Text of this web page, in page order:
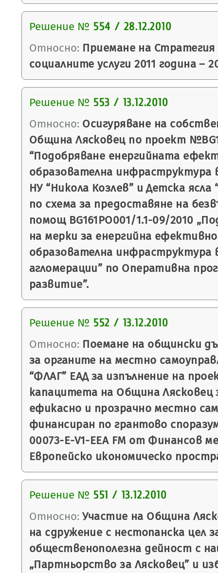
Решение № 554 / 28.12.2010
Относно: Приемане на
социалните услуги 2011 година –
Решение № 553 / 13.12.2010
Относно: Осигуряване на
Община Лясковец по проект
“Подобряване енергийната
образователна инфраструктура
НУ “Никола Козлев” и Детска ясла
по схема за предоставяне на
помощ BG161PO001/1.1-09/2010
на мерки за енергийна
образователна инфраструктура
агломерации” по Оперативна
развитие”.
Решение № 552 / 13.12.2010
Относно: Поемане на общински
за органите на местно
“ФЛАГ” ЕАД за изпълнение на
капацитета на Община Лясковец
ефикасно и прозрачно местно
финансиран по грантово
00073-E-V1-EEA FM от Финансов
Европейско икономическо
Решение № 551 / 13.12.2010
Относно: Участие на Община
на сдружение с нестопанска цел
общественополезна дейност с
„Партньорство за Лясковец” и